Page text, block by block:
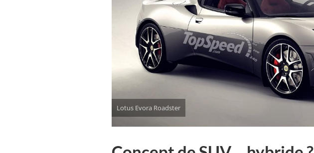
Lotus Evora Roadster